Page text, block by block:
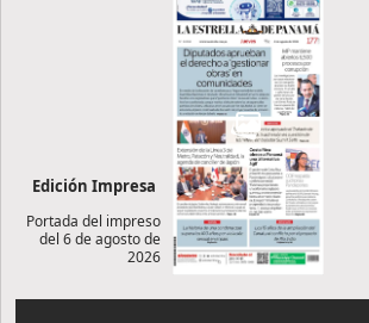
Edición Impresa
Portada del impreso
del 6 de agosto de
2026